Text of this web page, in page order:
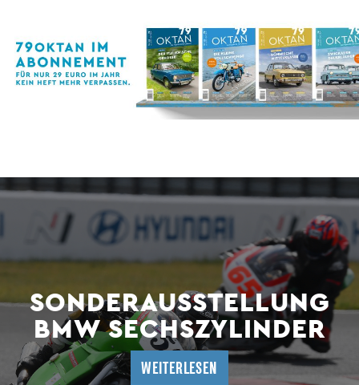
SONDERAUSSTELLUNG
BMW SECHSZYLINDER
WEITERLESEN